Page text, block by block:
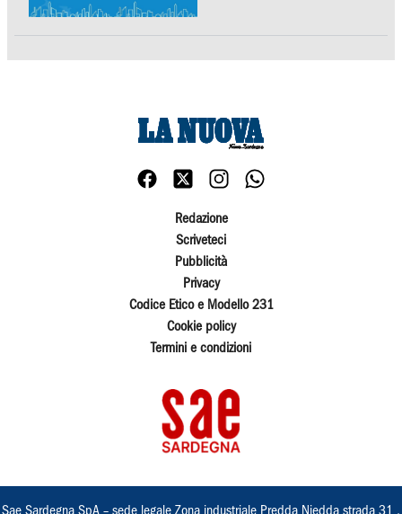
Redazione
Scriveteci
Pubblicità
Privacy
Codice Etico e Modello 231
Cookie policy
Termini e condizioni
Sae Sardegna SpA – sede legale Zona industriale Predda Niedda strada 31 ,